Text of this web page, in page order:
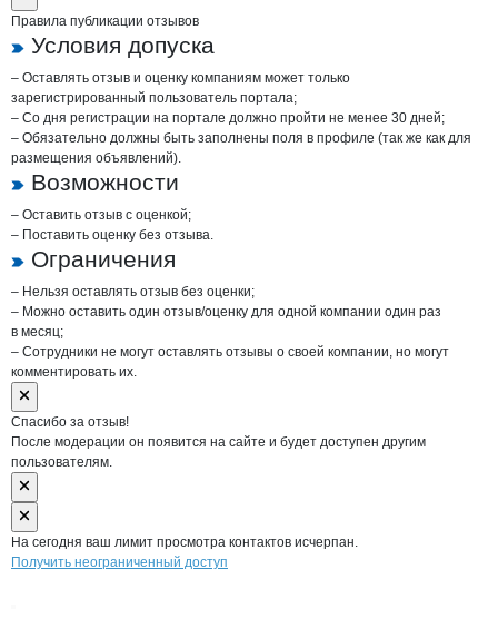
Правила публикации отзывов
Условия допуска
– Оставлять отзыв и оценку компаниям может только
зарегистрированный пользователь портала;
– Со дня регистрации на портале должно пройти не менее 30 дней;
– Обязательно должны быть заполнены поля в профиле (так же как для
размещения объявлений).
Возможности
– Оставить отзыв с оценкой;
– Поставить оценку без отзыва.
Ограничения
– Нельзя оставлять отзыв без оценки;
– Можно оставить один отзыв/оценку для одной компании один раз
в месяц;
– Сотрудники не могут оставлять отзывы о своей компании, но могут
комментировать их.
Спасибо за отзыв!
После модерации он появится на сайте и будет доступен другим
пользователям.
На сегодня ваш лимит просмотра контактов исчерпан.
Получить неограниченный доступ